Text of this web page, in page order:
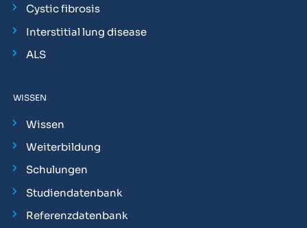
Cystic fibrosis
Interstitial lung disease
ALS
WISSEN
Wissen
Weiterbildung
Schulungen
Studiendatenbank
Referenzdatenbank